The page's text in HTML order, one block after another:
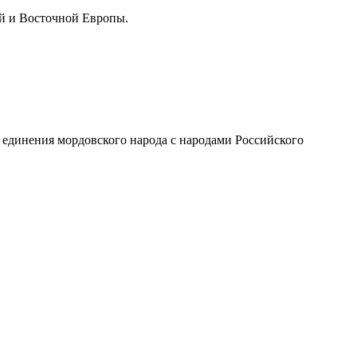
и Восточной Европы.
мордовского народа с народами Российского